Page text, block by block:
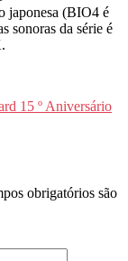
japonesa (BIO4 é
sonoras da série é
15 º Aniversário
obrigatórios são